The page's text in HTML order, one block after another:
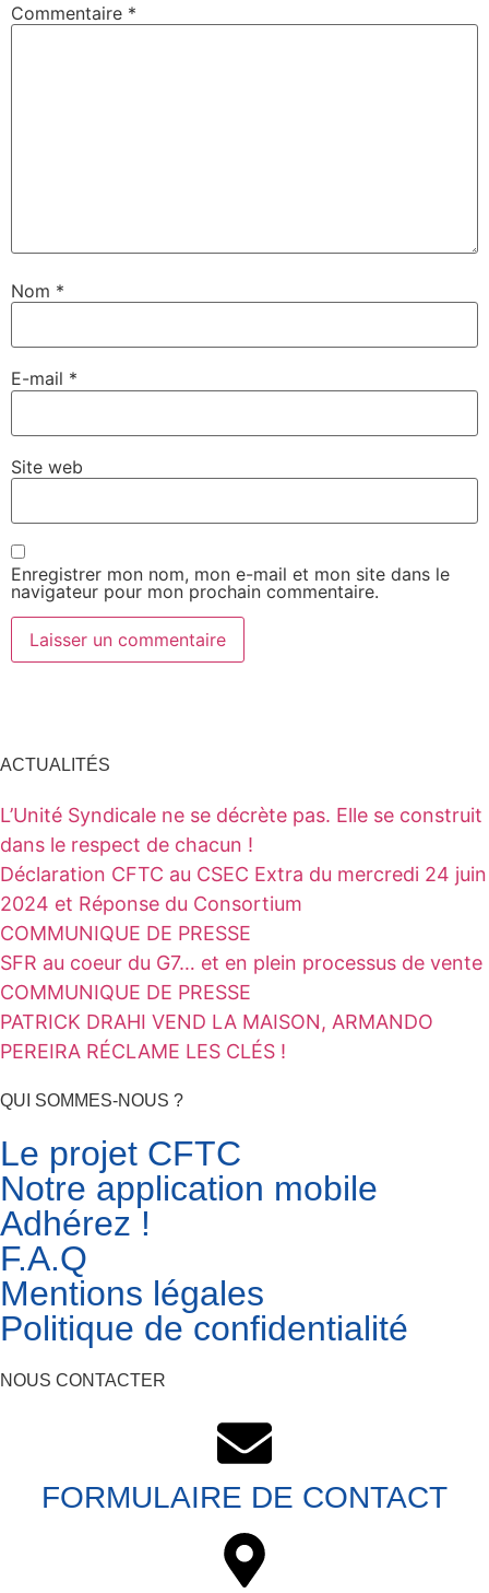
Commentaire *
Nom *
E-mail *
Site web
Enregistrer mon nom, mon e-mail et mon site dans le
navigateur pour mon prochain commentaire.
ACTUALITÉS
L’Unité Syndicale ne se décrète pas. Elle se construit
dans le respect de chacun !
Déclaration CFTC au CSEC Extra du mercredi 24 juin
2024 et Réponse du Consortium
COMMUNIQUE DE PRESSE
SFR au coeur du G7… et en plein processus de vente
COMMUNIQUE DE PRESSE
PATRICK DRAHI VEND LA MAISON, ARMANDO
PEREIRA RÉCLAME LES CLÉS !
QUI SOMMES-NOUS ?
Le projet CFTC
Notre application mobile
Adhérez !
F.A.Q
Mentions légales
Politique de confidentialité
NOUS CONTACTER
FORMULAIRE DE CONTACT